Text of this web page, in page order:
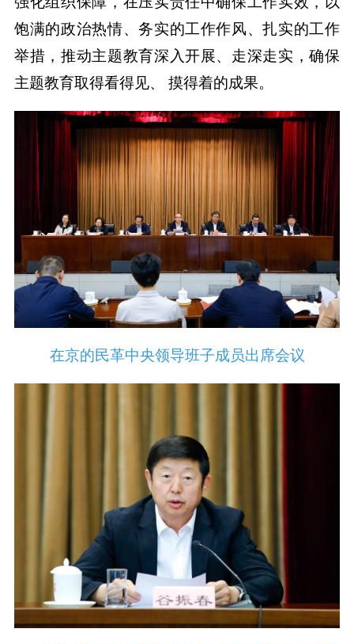
饱满的政治热情、务实的工作作风、扎实的工作
举措，推动主题教育深入开展、走深走实，确保
主题教育取得看得见、 摸得着的成果。
在京的民革中央领导班子成员出席会议